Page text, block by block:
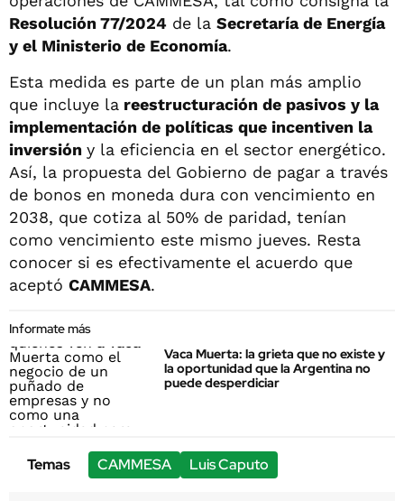
Resolución 77/2024 de la Secretaría de Energía
y el Ministerio de Economía.
Esta medida es parte de un plan más amplio
que incluye la reestructuración de pasivos y la
implementación de políticas que incentiven la
inversión y la eficiencia en el sector energético.
Así, la propuesta del Gobierno de pagar a través
de bonos en moneda dura con vencimiento en
2038, que cotiza al 50% de paridad, tenían
como vencimiento este mismo jueves. Resta
conocer si es efectivamente el acuerdo que
aceptó CAMMESA.
Informate más
Vaca Muerta: la grieta que no existe y
la oportunidad que la Argentina no
puede desperdiciar
Temas CAMMESA Luis Caputo